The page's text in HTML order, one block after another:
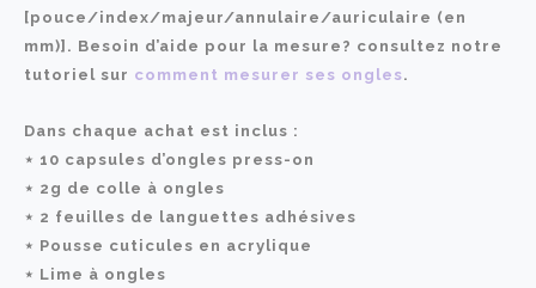
à
45,00 €
[pouce/index/majeur/annulaire/auriculaire (en
mm)]. Besoin d’aide pour la mesure? consultez notre
tutoriel sur comment mesurer ses ongles.
Dans chaque achat est inclus :
⋆ 10 capsules d’ongles press-on
⋆ 2g de colle à ongles
⋆ 2 feuilles de languettes adhésives
⋆ Pousse cuticules en acrylique
⋆ Lime à ongles